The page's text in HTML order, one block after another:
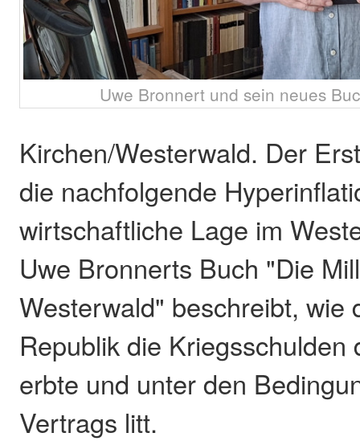
Uwe Bronnert und sein neues
Kirchen/Westerwald. Der
die nachfolgende
wirtschaftliche Lage im
Uwe Bronnerts Buch "Die
Westerwald" beschreibt, wie
Republik die Kriegsschulden
erbte und unter den
Vertrags litt.